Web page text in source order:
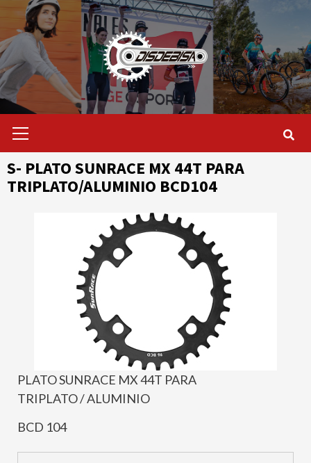
Saltar
contenido
primario
S- PLATO SUNRACE MX 44T PARA
TRIPLATO/ALUMINIO BCD104
PLATO SUNRACE MX 44T PARA
TRIPLATO / ALUMINIO
BCD 104